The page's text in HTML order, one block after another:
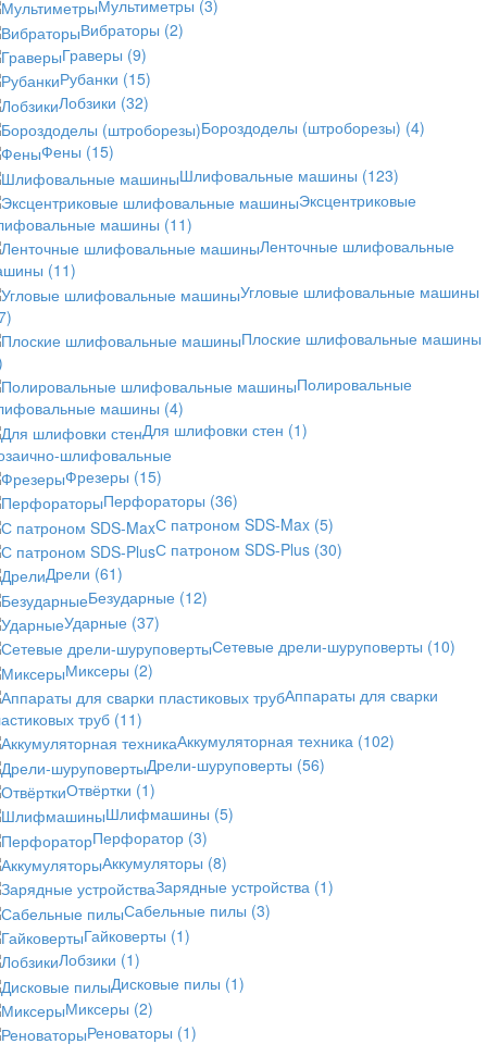
Мультиметры (3)
Вибраторы (2)
Граверы (9)
Рубанки (15)
Лобзики (32)
Бороздоделы (штроборезы) (4)
Фены (15)
Шлифовальные машины (123)
Эксцентриковые
машины (11)
Ленточные шлифовальные
(11)
Угловые шлифовальные машины
Плоские шлифовальные машины
Полировальные
машины (4)
Для шлифовки стен (1)
шлифовальные
Фрезеры (15)
Перфораторы (36)
С патроном SDS-Max (5)
С патроном SDS-Plus (30)
Дрели (61)
Безударные (12)
Ударные (37)
Сетевые дрели-шуруповерты (10)
Миксеры (2)
Аппараты для сварки
труб (11)
Аккумуляторная техника (102)
Дрели-шуруповерты (56)
Отвёртки (1)
Шлифмашины (5)
Перфоратор (3)
Аккумуляторы (8)
Зарядные устройства (1)
Сабельные пилы (3)
Гайковерты (1)
Лобзики (1)
Дисковые пилы (1)
Миксеры (2)
Реноваторы (1)